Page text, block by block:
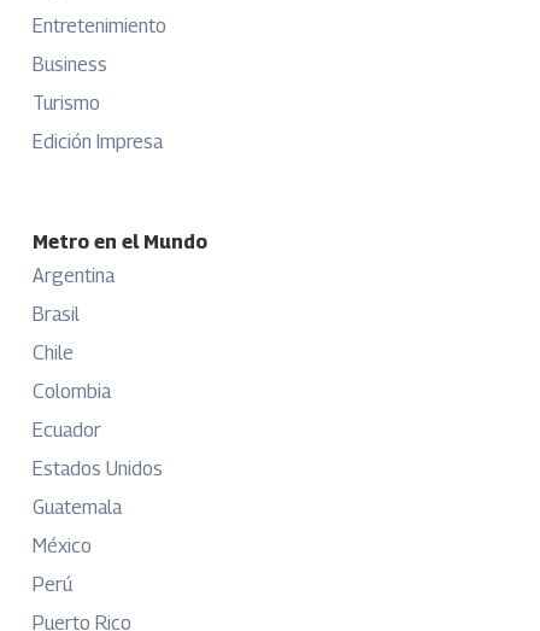
Entretenimiento
Business
Turismo
Edición Impresa
Metro en el Mundo
Argentina
Brasil
Chile
Colombia
Ecuador
Estados Unidos
Guatemala
México
Perú
Puerto Rico